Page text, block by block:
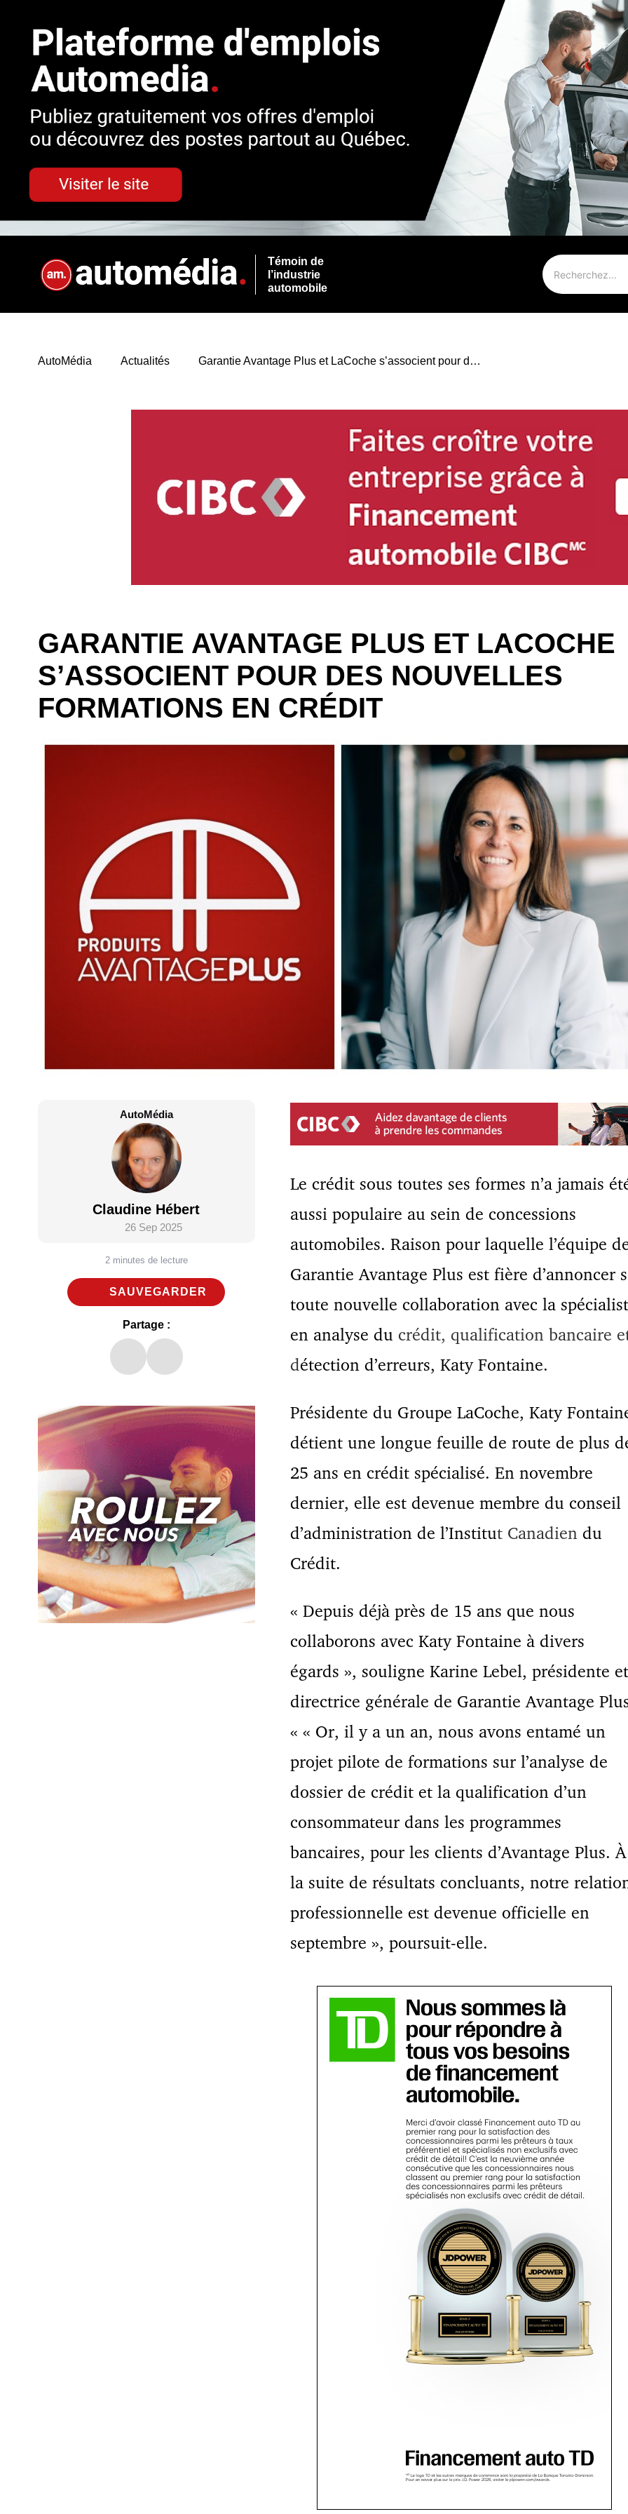
Témoin de
l’industrie
automobile
AutoMédia Actualités Garantie Avantage Plus et LaCoche s’associent pour des nouvelles formations en crédit
GARANTIE AVANTAGE PLUS ET LACOCHE
S’ASSOCIENT POUR DES NOUVELLES
FORMATIONS EN CRÉDIT
AutoMédia
Claudine Hébert
26 Sep 2025
2 minutes de lecture
SAUVEGARDER
Partage :
Le crédit sous toutes ses formes n’a jamais
aussi populaire au sein de concessions
automobiles. Raison pour laquelle l’équipe
Garantie Avantage Plus est fière d’annoncer
toute nouvelle collaboration avec la
en analyse du crédit, qualification bancaire
détection d’erreurs, Katy Fontaine.
Présidente du Groupe LaCoche, Katy
détient une longue feuille de route de plus
25 ans en crédit spécialisé. En novembre
dernier, elle est devenue membre du conseil
d’administration de l’Institut Canadien du
Crédit.
« Depuis déjà près de 15 ans que nous
collaborons avec Katy Fontaine à divers
égards », souligne Karine Lebel, présidente et
directrice générale de Garantie Avantage
« « Or, il y a un an, nous avons entamé un
projet pilote de formations sur l’analyse de
dossier de crédit et la qualification d’un
consommateur dans les programmes
bancaires, pour les clients d’Avantage Plus. À
la suite de résultats concluants, notre
professionnelle est devenue officielle en
septembre », poursuit-elle.